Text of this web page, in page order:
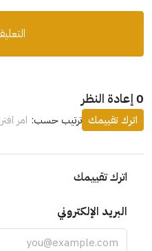
0 إعادة النظر
ترتيب حسب: امر اترك تقييمك
اترك تقييمك
البريد الإلكتروني